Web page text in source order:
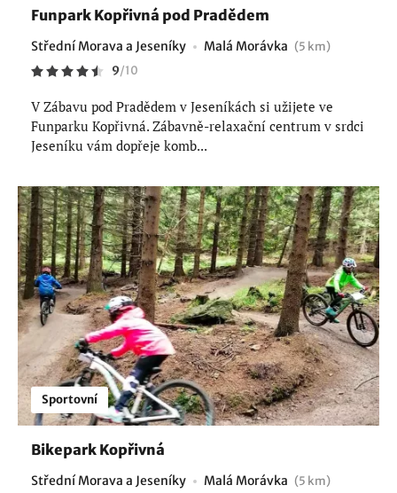
Funpark Kopřivná pod Pradědem
Střední Morava a Jeseníky Malá Morávka (5 km)
9/10
V Zábavu pod Pradědem v Jeseníkách si užijete ve
Funparku Kopřivná. Zábavně-relaxační centrum v srdci
Jeseníku vám dopřeje komb...
Sportovní
Bikepark Kopřivná
Střední Morava a Jeseníky Malá Morávka (5 km)